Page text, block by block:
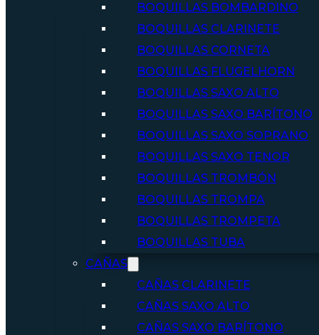
BOQUILLAS BOMBARDINO
BOQUILLAS CLARINETE
BOQUILLAS CORNETA
BOQUILLAS FLUGELHORN
BOQUILLAS SAXO ALTO
BOQUILLAS SAXO BARÍTONO
BOQUILLAS SAXO SOPRANO
BOQUILLAS SAXO TENOR
BOQUILLAS TROMBÓN
BOQUILLAS TROMPA
BOQUILLAS TROMPETA
BOQUILLAS TUBA
CAÑAS
CAÑAS CLARINETE
CAÑAS SAXO ALTO
CAÑAS SAXO BARÍTONO